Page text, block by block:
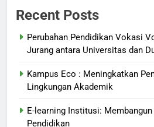
Recent Posts
Perubahan Pendidikan Vokasi
Jurang antara Universitas dan
Kampus Eco : Meningkatkan
Lingkungan Akademik
E-learning Institusi:
Pendidikan